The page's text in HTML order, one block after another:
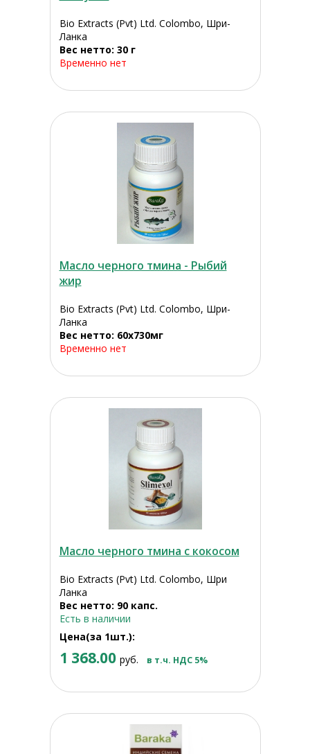
Bio Extracts (Pvt) Ltd. Colombo, Шри-
Ланка
Вес нетто: 30 г
Временно нет
Масло черного тмина - Рыбий
жир
Bio Extracts (Pvt) Ltd. Colombo, Шри-
Ланка
Вес нетто: 60x730мг
Временно нет
Масло черного тмина с кокосом
Bio Extracts (Pvt) Ltd. Colombo, Шри
Ланка
Вес нетто: 90 капс.
Есть в наличии
Цена(за 1шт.):
1 368.00 руб. в т.ч. НДС 5%